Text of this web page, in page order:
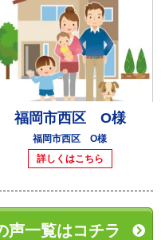
福岡市西区 O様
福岡市西区 O様
詳しくはこちら
声一覧はコチラ